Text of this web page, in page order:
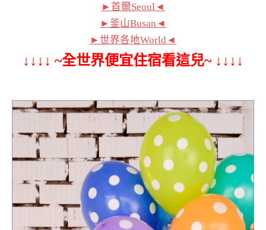
►首爾Seoul◄
►釜山Busan◄
►世界各地World◄
↓↓↓↓ ~全世界便宜住宿看這兒~ ↓↓↓↓